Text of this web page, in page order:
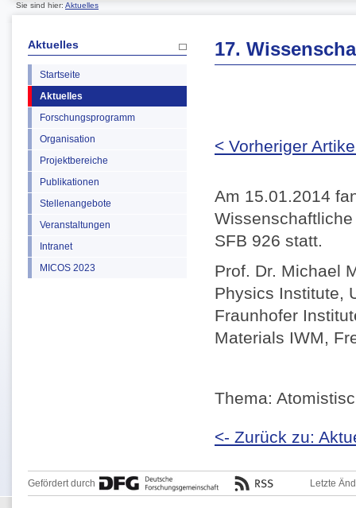
Sie sind hier: Aktuelles
Aktuelles
Startseite
Aktuelles
Forschungsprogramm
Organisation
Projektbereiche
Publikationen
Stellenangebote
Veranstaltungen
Intranet
MICOS 2023
17.
< Vorheriger
Am 15.01.2014
SFB 926 statt.
Prof. Dr. Michael
Physics Institute,
Fraunhofer
Materials IWM,
Thema:
<- Zurück zu:
Gefördert durch Letzte